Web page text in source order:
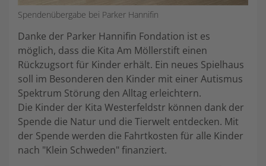
Spendenübergabe bei Parker Hannifin
Danke der Parker Hannifin Fondation ist es
möglich, dass die Kita Am Möllerstift einen
Rückzugsort für Kinder erhält. Ein neues Spielhaus
soll im Besonderen den Kinder mit einer Autismus
Spektrum Störung den Alltag erleichtern.
Die Kinder der Kita Westerfeldstr können dank der
Spende die Natur und die Tierwelt entdecken. Mit
der Spende werden die Fahrtkosten für alle Kinder
nach "Klein Schweden" finanziert.